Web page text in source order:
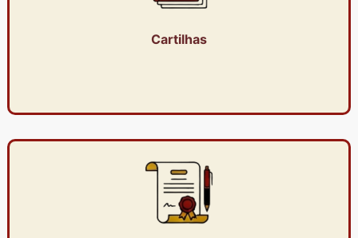
Cartilhas